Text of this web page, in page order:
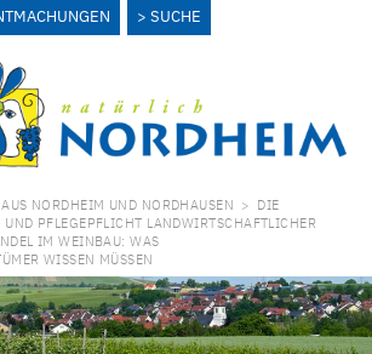
SUCHE
AUS NORDHEIM UND NORDHAUSEN > DIE
PFLEGEPFLICHT LANDWIRTSCHAFTLICHER
IM WEINBAU: WAS
WISSEN MÜSSEN